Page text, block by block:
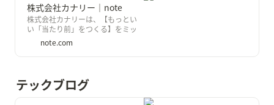
「当たり前」をアップデートし、
もっといい未来をつくっていくこと
を目指しています。 カナリーのミ
ッション 今回は、2023年1月に入
社したカナリー CTOの中山太雅さ
んへのインタビューを実施しまし
株式会社カナリー｜note
株式会社カナリーは、【もっとい
い「当たり前」をつくる】をミッ
ションに掲げ、 ・不動産テック事
業：toC 不動産マーケットプレイス
「カナリー」 / toB 不動産仲介業者
開発/運用 ・DXソリューションズ事
業 を展開しているスタートアップ
です。
note.com
テックブログ